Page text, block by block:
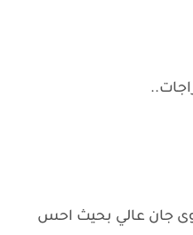
جان عالي بحيث احس